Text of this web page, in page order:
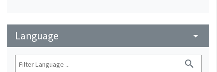
Language arrow_drop_down
search